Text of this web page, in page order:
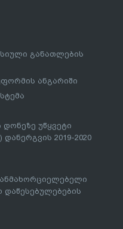
განათლების
ანგარიში
დონეზე უწყვეტი
დანერგვის 2019-2020